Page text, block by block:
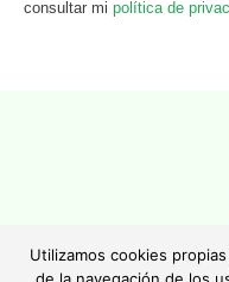
consultar mi política de
Utilizamos cookies